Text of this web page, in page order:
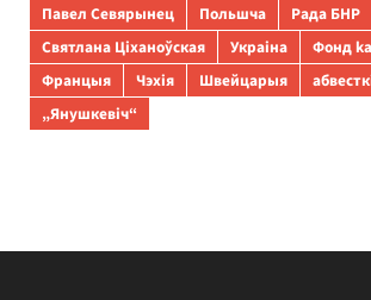
Павел Севярынец
Польшча Рада БНР
Святлана Ціханоўская
Украіна
Фонд
Францыя
Чэхія Швейцарыя
„Янушкевіч“